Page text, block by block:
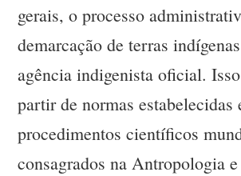
gerais, o processo
demarcação de terras
agência indigenista oficial.
partir de normas estabelecidas
procedimentos científicos
consagrados na Antropologia